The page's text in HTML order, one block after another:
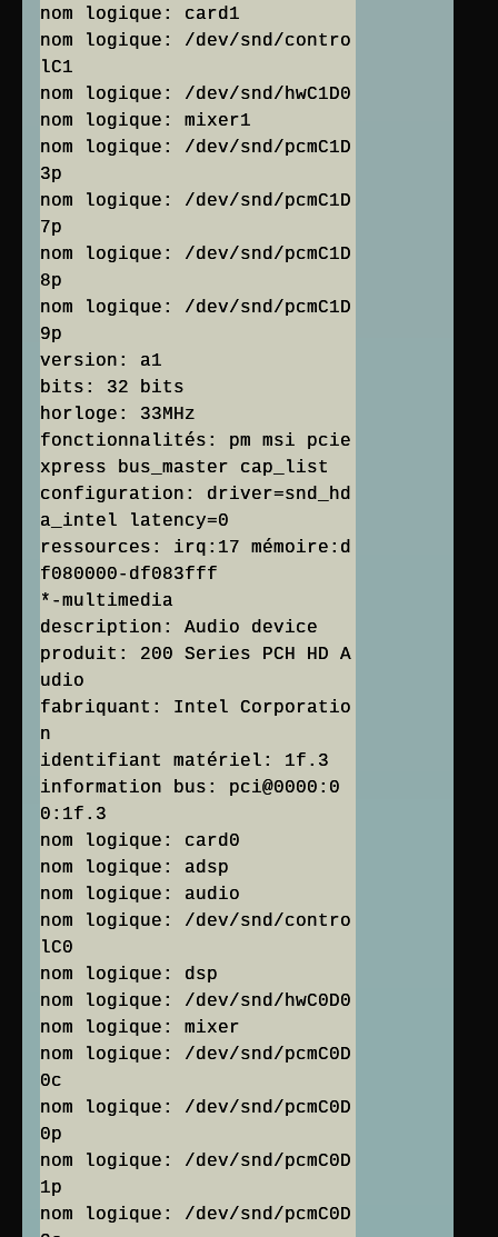
nom logique: card1
nom logique: /dev/snd/contro
lC1
nom logique: /dev/snd/hwC1D0
nom logique: mixer1
nom logique: /dev/snd/pcmC1D
3p
nom logique: /dev/snd/pcmC1D
7p
nom logique: /dev/snd/pcmC1D
8p
nom logique: /dev/snd/pcmC1D
9p
version: a1
bits: 32 bits
horloge: 33MHz
fonctionnalités: pm msi pcie
xpress bus_master cap_list
configuration: driver=snd_hd
a_intel latency=0
ressources: irq:17 mémoire:d
f080000-df083fff
*-multimedia
description: Audio device
produit: 200 Series PCH HD A
udio
fabriquant: Intel Corporatio
n
identifiant matériel: 1f.3
information bus: pci@0000:0
0:1f.3
nom logique: card0
nom logique: adsp
nom logique: audio
nom logique: /dev/snd/contro
lC0
nom logique: dsp
nom logique: /dev/snd/hwC0D0
nom logique: mixer
nom logique: /dev/snd/pcmC0D
0c
nom logique: /dev/snd/pcmC0D
0p
nom logique: /dev/snd/pcmC0D
1p
nom logique: /dev/snd/pcmC0D